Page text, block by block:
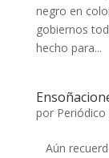
negro en
gobiernos
hecho para...
por Periódico
Aún